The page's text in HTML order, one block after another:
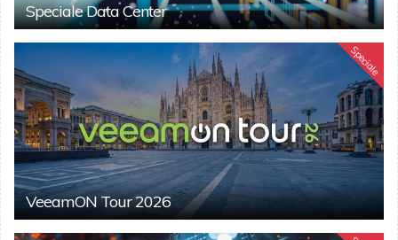
Speciale Data Center
Speciale
VeeamON Tour 2026